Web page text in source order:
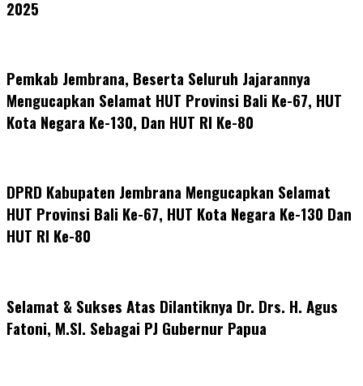
2025
Pemkab Jembrana, Beserta Seluruh Jajarannya
Mengucapkan Selamat HUT Provinsi Bali Ke-67, HUT
Kota Negara Ke-130, Dan HUT RI Ke-80
DPRD Kabupaten Jembrana Mengucapkan Selamat
HUT Provinsi Bali Ke-67, HUT Kota Negara Ke-130 Dan
HUT RI Ke-80
Selamat & Sukses Atas Dilantiknya Dr. Drs. H. Agus
Fatoni, M.SI. Sebagai PJ Gubernur Papua